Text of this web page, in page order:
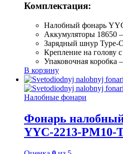
Комплектация:
Налобный фонарь
Аккумуляторы 18650
Зарядный шнур Type-
Крепление на голову
Упаковочная коробка
В корзину
Налобные фонари
Фонарь
YYC-2213-PM10-